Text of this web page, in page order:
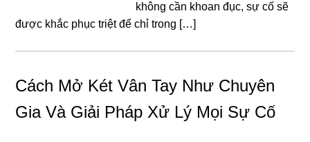
không cần khoan đục, sự cố sẽ
được khắc phục triệt để chỉ trong […]
Cách Mở Két Vân Tay Như Chuyên
Gia Và Giải Pháp Xử Lý Mọi Sự Cố